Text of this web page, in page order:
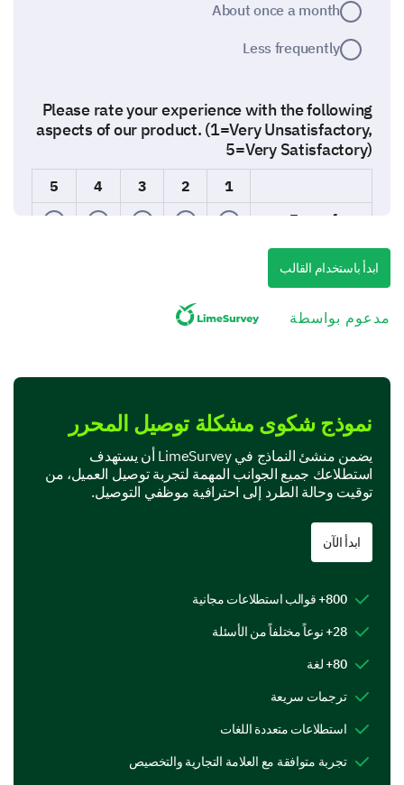
About once a month
Less frequently
Please rate your experience with the following
aspects of our product. (1=Very Unsatisfactory,
5=Very Satisfactory)
1
2
3
4
5
Ease of use
Quality
Performance
Value for money
In this section, we are interested in your perspective
on specific features of our product.
Which features of our product do you find most
useful? (Select all that apply)
Feature A
Feature D
product, what would it be and why?
ابدأ باستخدام القالب
مدعوم بواسطة
نموذج شكوى مشكلة توصيل المحرر
يضمن منشئ النماذج في LimeSurvey أن يستهدف
استطلاعك جميع الجوانب المهمة لتجربة توصيل العميل، من
توقيت وحالة الطرد إلى احترافية موظفي التوصيل.
ابدأ الآن
800+ قوالب استطلاعات مجانية
28+ نوعاً مختلفاً من الأسئلة
80+ لغة
ترجمات سريعة
استطلاعات متعددة اللغات
تجربة متوافقة مع العلامة التجارية والتخصيص